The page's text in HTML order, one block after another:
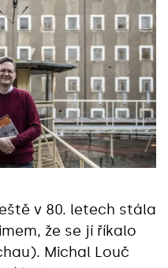
v 80. letech stála
že se jí říkalo
Michal Louč